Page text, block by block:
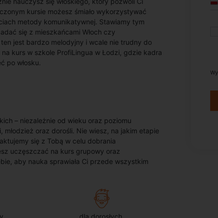
kursie możesz śmiało wykorzystywać
metody komunikatywnej. Stawiamy tym
się z mieszkańcami Włoch czy
jest bardzo melodyjny i wcale nie trudny do
kurs w szkole ProfiLingua w Łodzi, gdzie kadra
po włosku.
– niezależnie od wieku oraz poziomu
oraz dorośli. Nie wiesz, na jakim etapie
się z Tobą w celu dobrania
uczęszczać na kurs grupowy oraz
aby nauka sprawiała Ci przede wszystkim
dla dorosłych